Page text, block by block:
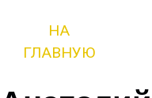
НА
ГЛАВНУЮ